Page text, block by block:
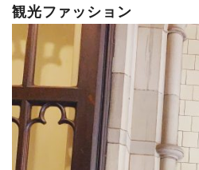
観光ファッション